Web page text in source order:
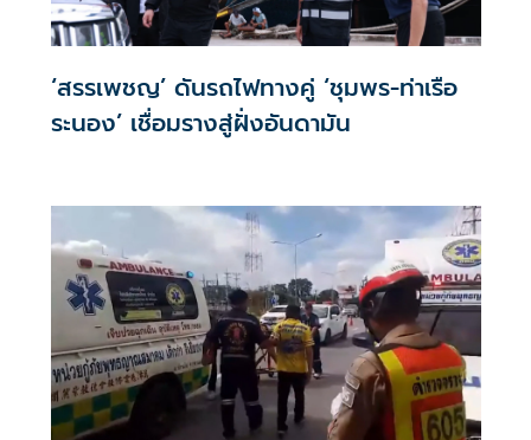
‘สรรเพชญ’ ดันรถไฟทางคู่ ‘ชุมพร-ท่าเรือ
ระนอง’ เชื่อมรางสู่ฝั่งอันดามัน